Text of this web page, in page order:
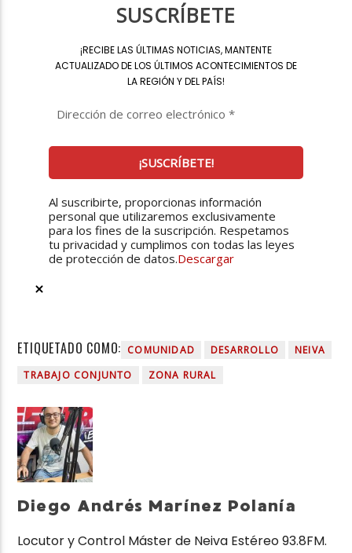
SUSCRÍBETE
¡RECIBE LAS ÚLTIMAS NOTICIAS, MANTENTE
ACTUALIZADO DE LOS ÚLTIMOS ACONTECIMIENTOS DE
LA REGIÓN Y DEL PAÍS!
Al suscribirte, proporcionas información
personal que utilizaremos exclusivamente
para los fines de la suscripción. Respetamos
tu privacidad y cumplimos con todas las leyes
de protección de datos.Descargar
ETIQUETADO COMO: COMUNIDAD DESARROLLO
NEIVA
TRABAJO CONJUNTO
ZONA RURAL
Diego Andrés Marínez Polanía
Locutor y Control Máster de Neiva Estéreo 93.8FM.